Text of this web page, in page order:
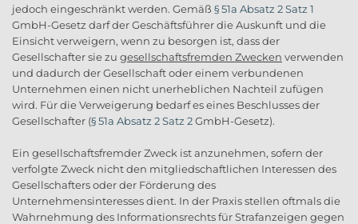
jedoch eingeschränkt werden. Gemäß § 51a Absatz 2 Satz 1
GmbH-Gesetz darf der Geschäftsführer die Auskunft und die
Einsicht verweigern, wenn zu besorgen ist, dass der
Gesellschafter sie zu gesellschaftsfremden Zwecken verwenden
und dadurch der Gesellschaft oder einem verbundenen
Unternehmen einen nicht unerheblichen Nachteil zufügen
wird. Für die Verweigerung bedarf es eines Beschlusses der
Gesellschafter (§ 51a Absatz 2 Satz 2GmbH-Gesetz).
Ein gesellschaftsfremder Zweck ist anzunehmen, sofern der
verfolgte Zweck nicht den mitgliedschaftlichen Interessen des
Gesellschafters oder der Förderung des
Unternehmensinteresses dient. In der Praxis stellen oftmals die
Wahrnehmung des Informationsrechts für Strafanzeigen gegen